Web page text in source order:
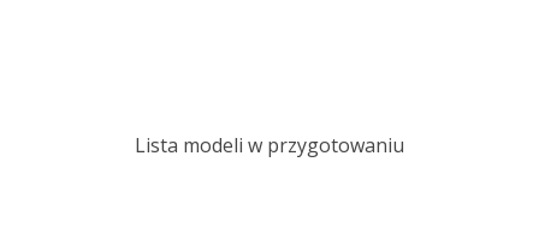
Lista modeli w przygotowaniu